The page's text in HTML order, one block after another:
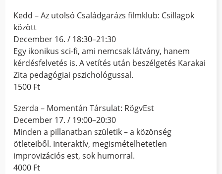
Kedd – Az utolsó Családgarázs filmklub: Csillagok
között
December 16. / 18:30–21:30
Egy ikonikus sci-fi, ami nemcsak látvány, hanem
kérdésfelvetés is. A vetítés után beszélgetés Karakai
Zita pedagógiai pszichológussal.
1500 Ft
Szerda – Momentán Társulat: RögvEst
December 17. / 19:00–20:30
Minden a pillanatban születik – a közönség
ötleteiből. Interaktív, megismételhetetlen
improvizációs est, sok humorral.
4000 Ft